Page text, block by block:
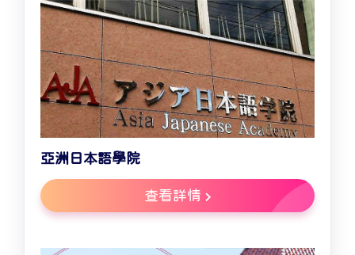
亞洲日本語學院
查看詳情